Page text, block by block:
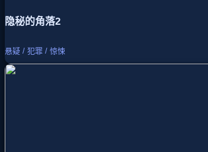
隐秘的角落2
悬疑 / 犯罪 / 惊悚